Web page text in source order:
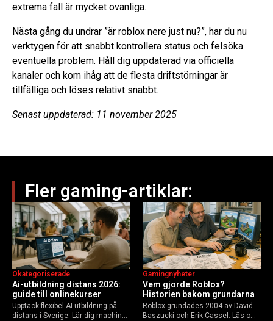
extrema fall är mycket ovanliga.
Nästa gång du undrar ”är roblox nere just nu?”, har du nu
verktygen för att snabbt kontrollera status och felsöka
eventuella problem. Håll dig uppdaterad via officiella
kanaler och kom ihåg att de flesta driftstörningar är
tillfälliga och löses relativt snabbt.
Senast uppdaterad: 11 november 2025
Fler gaming-artiklar:
Ai-utbildning distans 2026:
guide till onlinekurser
Okategoriserade
Upptäck flexibel AI-utbildning på
distans i Sverige. Lär dig machine
Vem gjorde Roblox?
Historien bakom grundarna
Gamingnyheter
Roblox grundades 2004 av David
Baszucki och Erik Cassel. Läs om